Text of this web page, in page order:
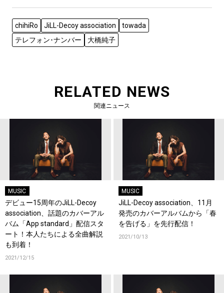
chihiRo JiLL-Decoy association
towada
テレフォン･ナンバー
大橋純子
RELATED NEWS
関連ニュース
MUSIC
デビュー15周年のJiLL-Decoy
association、話題のカバーアル
バム「App standard」配信スタ
ート！本人たちによる全曲解説
も到着！
2021/12/15
MUSIC
JiLL-Decoy association、11月
発売のカバーアルバムから「春
を告げる」を先行配信！
2021/10/13